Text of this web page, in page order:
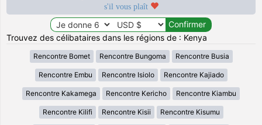
s'il vous plaît
Trouvez des célibataires dans les régions de : Kenya
Rencontre Bomet Rencontre Bungoma Rencontre Busia
Rencontre Embu Rencontre Isiolo Rencontre Kajiado
Rencontre Kakamega Rencontre Kericho Rencontre Kiambu
Rencontre Kilifi Rencontre Kisii Rencontre Kisumu